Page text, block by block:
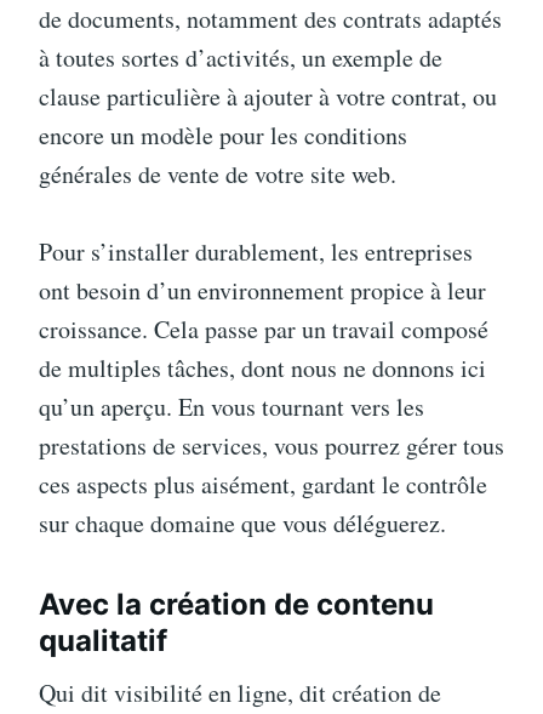
de documents, notamment des contrats adaptés
à toutes sortes d’activités, un exemple de
clause particulière à ajouter à votre contrat, ou
encore un modèle pour les conditions
générales de vente de votre site web.
Pour s’installer durablement, les entreprises
ont besoin d’un environnement propice à leur
croissance. Cela passe par un travail composé
de multiples tâches, dont nous ne donnons ici
qu’un aperçu. En vous tournant vers les
prestations de services, vous pourrez gérer tous
ces aspects plus aisément, gardant le contrôle
sur chaque domaine que vous déléguerez.
Avec la création de contenu
qualitatif
Qui dit visibilité en ligne, dit création de